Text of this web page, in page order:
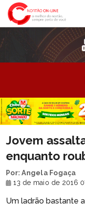
Jovem
enquanto
Por: Angela Fogaça
13 de maio de 2016
Um ladrão bastante